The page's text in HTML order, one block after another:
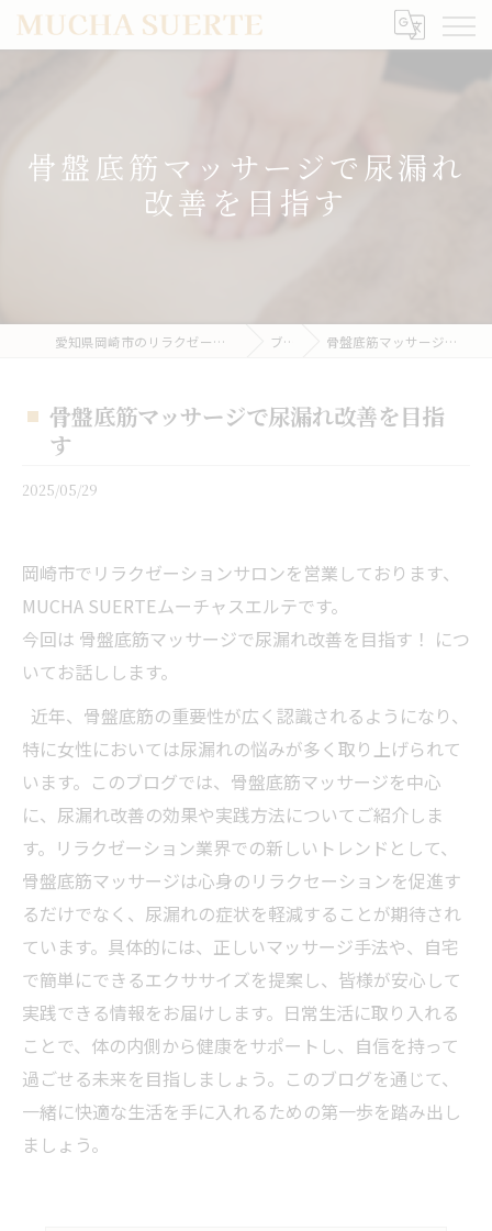
骨盤底筋マッサージで尿漏れ
改善を目指す
愛知県岡崎市のリラクゼーションならMUCHA SUERTE ブログ 骨盤底筋マッサージで尿漏れ改善を目指す
骨盤底筋マッサージで尿漏れ改善を目指
す
2025/05/29
岡崎市でリラクゼーションサロンを営業しております、
MUCHA SUERTEムーチャスエルテです。
今回は 骨盤底筋マッサージで尿漏れ改善を目指す！ につ
いてお話しします。
近年、骨盤底筋の重要性が広く認識されるようになり、
特に女性においては尿漏れの悩みが多く取り上げられて
います。このブログでは、骨盤底筋マッサージを中心
に、尿漏れ改善の効果や実践方法についてご紹介しま
す。リラクゼーション業界での新しいトレンドとして、
骨盤底筋マッサージは心身のリラクセーションを促進す
るだけでなく、尿漏れの症状を軽減することが期待され
ています。具体的には、正しいマッサージ手法や、自宅
で簡単にできるエクササイズを提案し、皆様が安心して
実践できる情報をお届けします。日常生活に取り入れる
ことで、体の内側から健康をサポートし、自信を持って
過ごせる未来を目指しましょう。このブログを通じて、
一緒に快適な生活を手に入れるための第一歩を踏み出し
ましょう。